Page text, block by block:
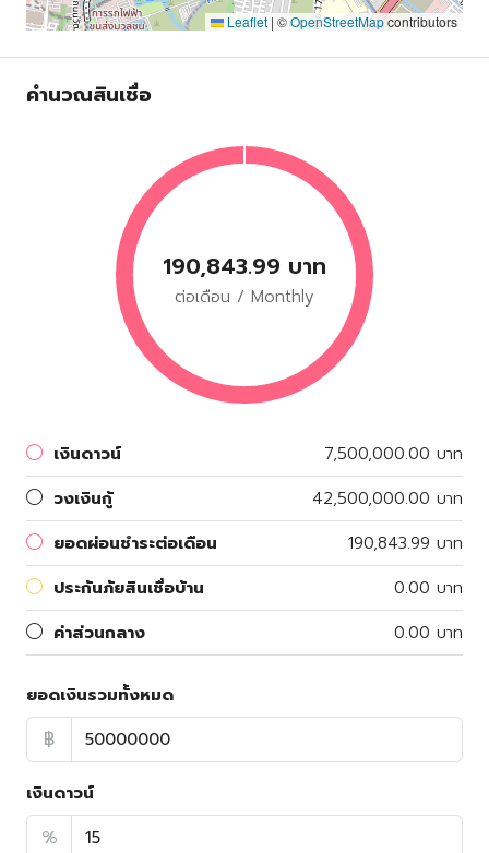
Leaflet | ©OpenStreetMapcontributors
คำนวณสินเชื่อ
190,843.99 บาท
ต่อเดือน / Monthly
เงินดาวน์
7,500,000.00 บาท
วงเงินกู้
42,500,000.00 บาท
ยอดผ่อนชำระต่อเดือน
190,843.99 บาท
ประกันภัยสินเชื่อบ้าน
0.00 บาท
ค่าส่วนกลาง
0.00 บาท
ยอดเงินรวมทั้งหมด
฿
เงินดาวน์
%